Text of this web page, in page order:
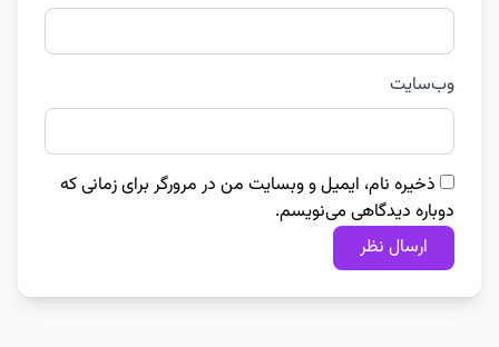
وب‌سایت
ذخیره نام، ایمیل و وبسایت من در مرورگر برای زمانی که
دوباره دیدگاهی می‌نویسم.